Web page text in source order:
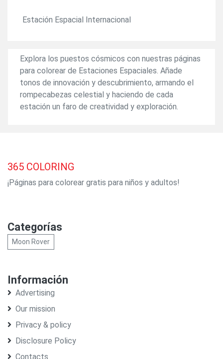
Estación Espacial Internacional
Explora los puestos cósmicos con nuestras páginas
para colorear de Estaciones Espaciales. Añade
tonos de innovación y descubrimiento, armando el
rompecabezas celestial y haciendo de cada
estación un faro de creatividad y exploración.
365 COLORING
¡Páginas para colorear gratis para niños y adultos!
Categorías
Moon Rover
Información
Advertising
Our mission
Privacy & policy
Disclosure Policy
Contacts